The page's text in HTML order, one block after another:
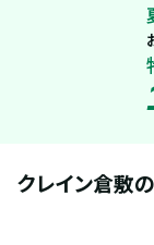
クレイン倉敷